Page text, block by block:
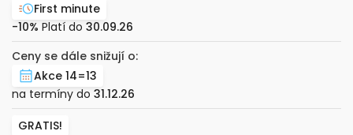
First minute
-10% Platí do 30.09.26
Ceny se dále snižují o:
Akce 14=13
na termíny do 31.12.26
GRATIS!